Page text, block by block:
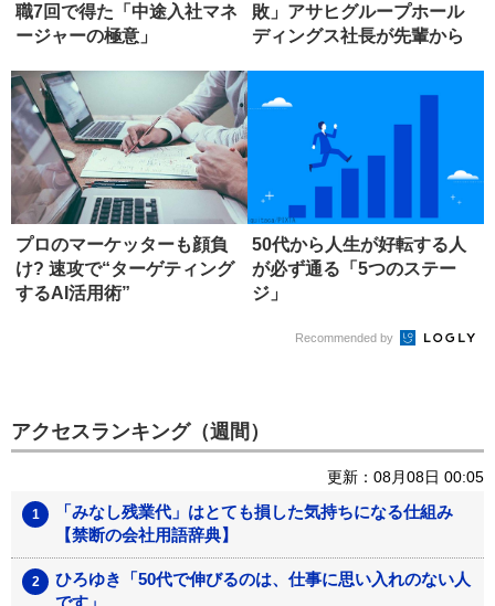
職7回で得た「中途入社マネ
ージャーの極意」
敗」アサヒグループホール
ディングス社長が先輩から
プロのマーケッターも顔負
け? 速攻で“ターゲティング
するAI活用術”
50代から人生が好転する人
が必ず通る「5つのステー
ジ」
Recommended by
アクセスランキング（週間）
更新：08月08日 00:05
「みなし残業代」はとても損した気持ちになる仕組み
【禁断の会社用語辞典】
ひろゆき「50代で伸びるのは、仕事に思い入れのない人
です」